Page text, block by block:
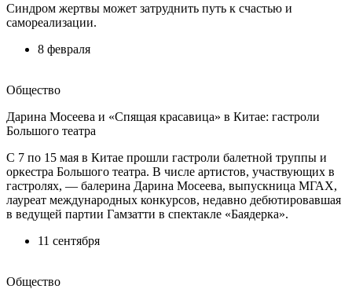
Синдром жертвы может затруднить путь к счастью и
самореализации.
8 февраля
Общество
Дарина Мосеева и «Спящая красавица» в Китае: гастроли
Большого театра
С 7 по 15 мая в Китае прошли гастроли балетной труппы и
оркестра Большого театра. В числе артистов, участвующих в
гастролях, — балерина Дарина Мосеева, выпускница МГАХ,
лауреат международных конкурсов, недавно дебютировавшая
в ведущей партии Гамзатти в спектакле «Баядерка».
11 сентября
Общество